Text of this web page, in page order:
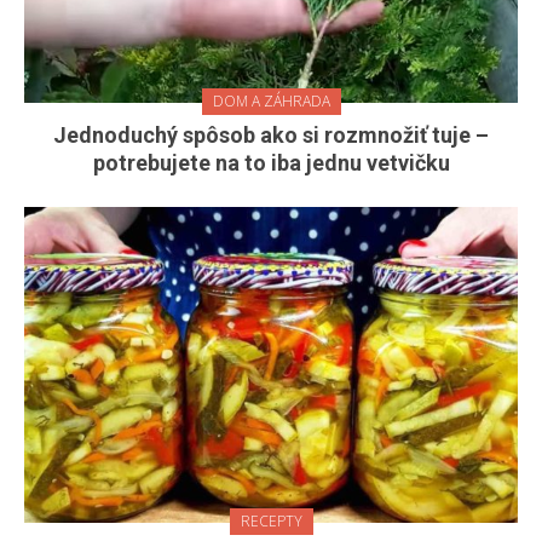
DOM A ZÁHRADA
Jednoduchý spôsob ako si rozmnožiť tuje –
potrebujete na to iba jednu vetvičku
RECEPTY